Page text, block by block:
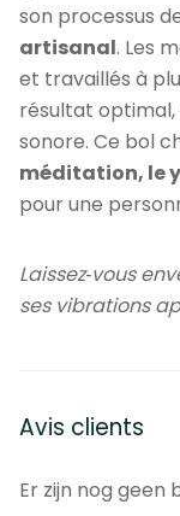
son processus
artisanal. Les
et travaillés à
résultat optimal,
sonore. Ce bol
méditation, le
pour une
Laissez‑vous
ses vibrations
Avis clients
Er zijn nog geen